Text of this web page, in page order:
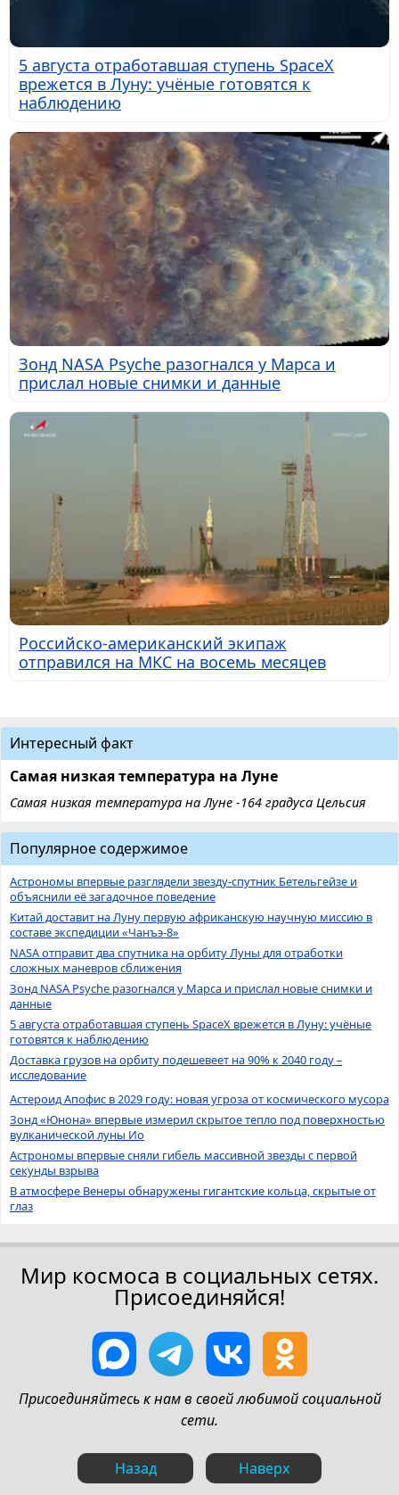
5 августа отработавшая ступень SpaceX
врежется в Луну: учёные готовятся к
наблюдению
Зонд NASA Psyche разогнался у Марса и
прислал новые снимки и данные
Российско-американский экипаж
отправился на МКС на восемь месяцев
Интересный факт
Самая низкая температура на Луне
Самая низкая температура на Луне -164 градуса Цельсия
Популярное содержимое
Астрономы впервые разглядели звезду-спутник Бетельгейзе и
объяснили её загадочное поведение
Китай доставит на Луну первую африканскую научную миссию в
составе экспедиции «Чанъэ-8»
NASA отправит два спутника на орбиту Луны для отработки
сложных маневров сближения
Зонд NASA Psyche разогнался у Марса и прислал новые снимки и
данные
5 августа отработавшая ступень SpaceX врежется в Луну: учёные
готовятся к наблюдению
Доставка грузов на орбиту подешевеет на 90% к 2040 году –
исследование
Астероид Апофис в 2029 году: новая угроза от космического мусора
Зонд «Юнона» впервые измерил скрытое тепло под поверхностью
вулканической луны Ио
Астрономы впервые сняли гибель массивной звезды с первой
секунды взрыва
В атмосфере Венеры обнаружены гигантские кольца, скрытые от
глаз
Мир космоса в социальных сетях.
Присоединяйся!
Присоединяйтесь к нам в своей любимой социальной
сети.
Назад Наверх